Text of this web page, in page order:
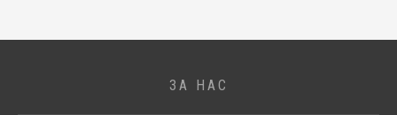
ЗА НАС